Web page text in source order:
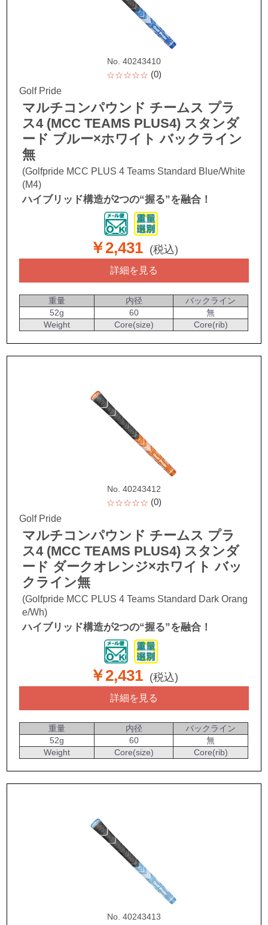
No. 40243410
☆☆☆☆☆ (0)
Golf Pride
マルチコンパウンド チームス プラ
ス4 (MCC TEAMS PLUS4) スタンダ
ード ブルー×ホワイト バックライン
無
(Golfpride MCC PLUS 4 Teams Standard Blue/White
(M4)
ハイブリッド構造が2つの“握る”を融合！
￥2,431 (税込)
詳細を見る
重量 内径
バックライン
52g
60
無
Weight
Core(size) Core(rib)
No. 40243412
☆☆☆☆☆ (0)
Golf Pride
マルチコンパウンド チームス プラ
ス4 (MCC TEAMS PLUS4) スタンダ
ード ダークオレンジ×ホワイト バッ
クライン無
(Golfpride MCC PLUS 4 Teams Standard Dark Orang
e/Wh)
ハイブリッド構造が2つの“握る”を融合！
￥2,431 (税込)
詳細を見る
重量 内径
バックライン
52g
60
無
Weight
Core(size) Core(rib)
No. 40243413